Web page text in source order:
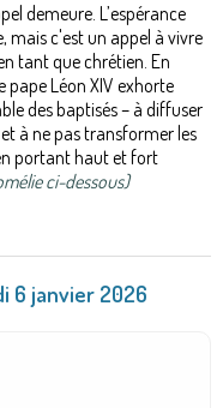
demeure. L’espérance
mais c'est un appel à vivre
tant que chrétien. En
Léon XIV exhorte
des baptisés – à diffuser
à ne pas transformer les
portant haut et fort
ci-dessous)
6 janvier 2026